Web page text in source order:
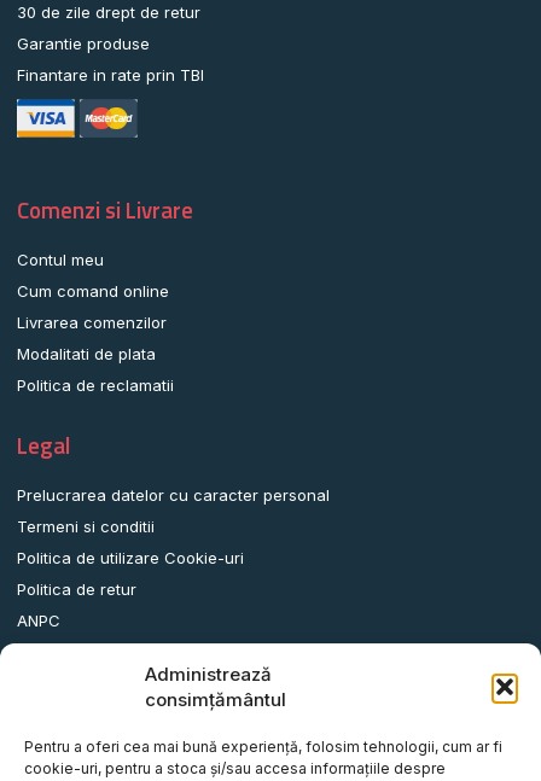
Administrează
consimțământul
Pentru a oferi cea mai bună experiență, folosim tehnologii, cum ar fi
cookie-uri, pentru a stoca și/sau accesa informațiile despre
30 de zile drept de retur
Garantie produse
Finantare in rate prin TBI
Comenzi si Livrare
Contul meu
Cum comand online
Livrarea comenzilor
Modalitati de plata
Politica de reclamatii
Legal
Prelucrarea datelor cu caracter personal
Termeni si conditii
Politica de utilizare Cookie-uri
Politica de retur
ANPC
info@remorci-platforme.ro